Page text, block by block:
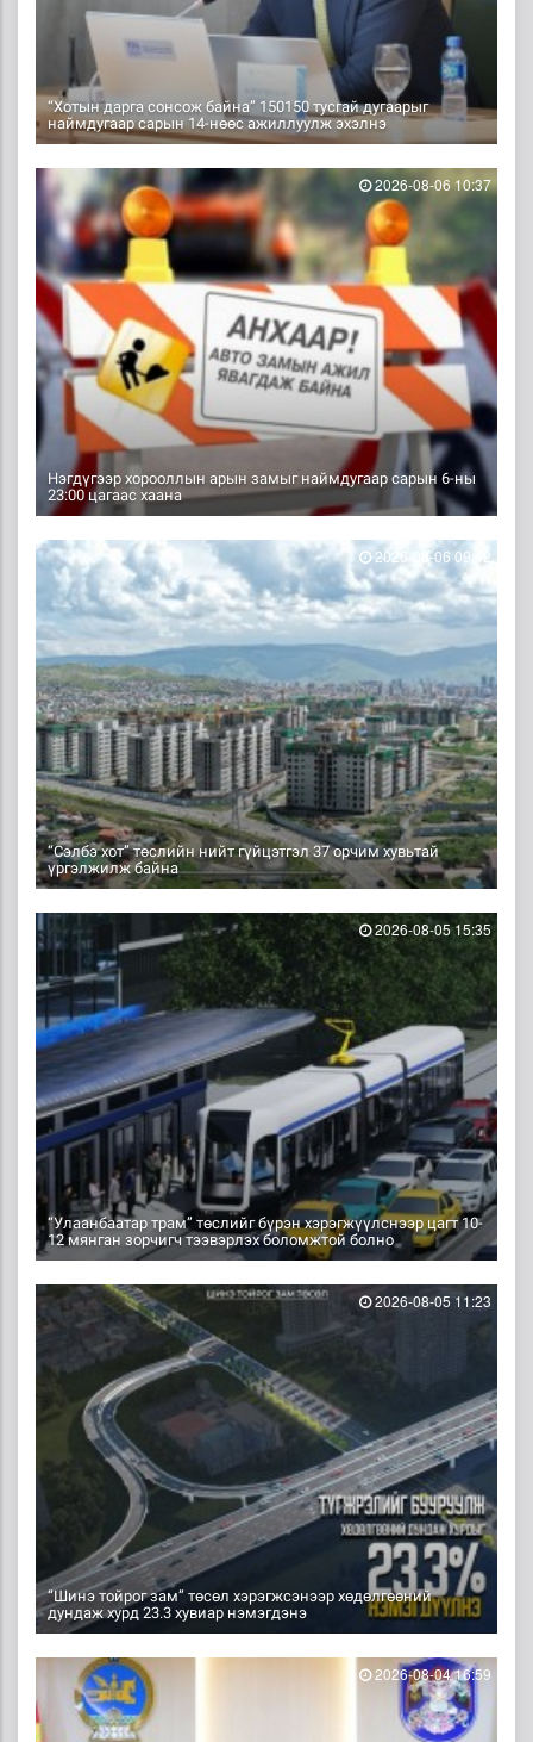
“Хотын дарга сонсож байна” 150150 тусгай дугаарыг
наймдугаар сарын 14-нөөс ажиллуулж эхэлнэ
Нэгдүгээр хорооллын арын замыг наймдугаар сарын 6-ны
23:00 цагаас хаана
2026-08-06 10:37
“Сэлбэ хот” төслийн нийт гүйцэтгэл 37 орчим хувьтай
үргэлжилж байна
2026-08-06 09:42
“Улаанбаатар трам” төслийг бүрэн хэрэгжүүлснээр цагт 10-
12 мянган зорчигч тээвэрлэх боломжтой болно
2026-08-05 15:35
“Шинэ тойрог зам” төсөл хэрэгжсэнээр хөдөлгөөний
дундаж хурд 23.3 хувиар нэмэгдэнэ
2026-08-05 11:23
2026-08-04 16:59